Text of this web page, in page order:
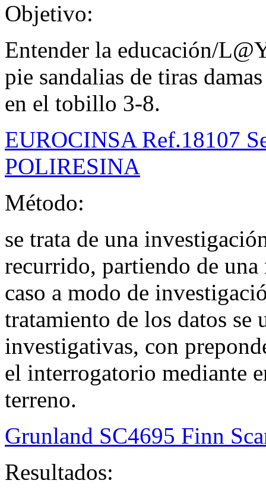
Objetivo:
Entender la educación/
pie sandalias de tiras
en el tobillo 3-8.
EUROCINSA Ref.18107
POLIRESINA
Método:
se trata de una
recurrido, partiendo de
caso a modo de
tratamiento de los datos se
investigativas, con
el interrogatorio mediante
terreno.
Grunland SC4695 Finn
Resultados: